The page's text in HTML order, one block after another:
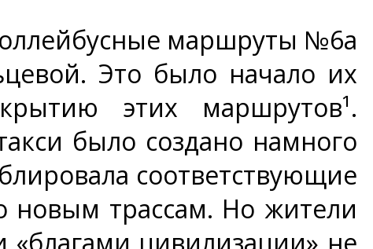
маршруты №6а
Это было начало их
этих маршрутов¹.
было создано намного
соответствующие
новым трассам. Но жители